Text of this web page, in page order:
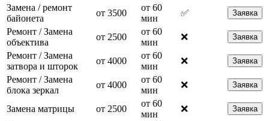
Замена / ремонт
байонета
от 3500
от 60
мин
✅ Заявка
Ремонт / Замена
объектива
от 2500
от 60
мин
❌ Заявка
Ремонт / Замена
затвора и шторок
от 4000
от 60
мин
❌ Заявка
Ремонт / Замена
блока зеркал
от 4000
от 60
мин
❌ Заявка
Замена матрицы от 2500
от 60
мин
❌ Заявка